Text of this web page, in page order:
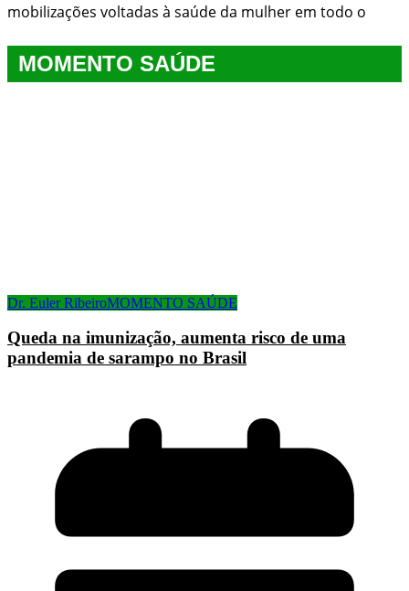
mobilizações voltadas à saúde da mulher em todo o
MOMENTO SAÚDE
Dr. Euler RibeiroMOMENTO SAÚDE
Queda na imunização, aumenta risco de uma
pandemia de sarampo no Brasil